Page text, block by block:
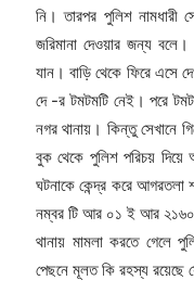
নি। তারপর পুলিশ নামধারী
জরিমানা দেওয়ার জন্য
যান। বাড়ি থেকে ফিরে এসে
দে -র টমটমটি নেই। পরে
নগর থানায়। কিন্তু সেখানে
বুক থেকে পুলিশ পরিচয় দিয়ে
ঘটনাকে কেন্দ্র করে
নম্বর টি আর ০১ ই আর
থানায় মামলা করতে গেলে
পেছনে মূলত কি রহস্য রয়েছে